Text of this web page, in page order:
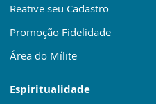
Reative seu Cadastro
Promoção Fidelidade
Área do Mílite
Espiritualidade